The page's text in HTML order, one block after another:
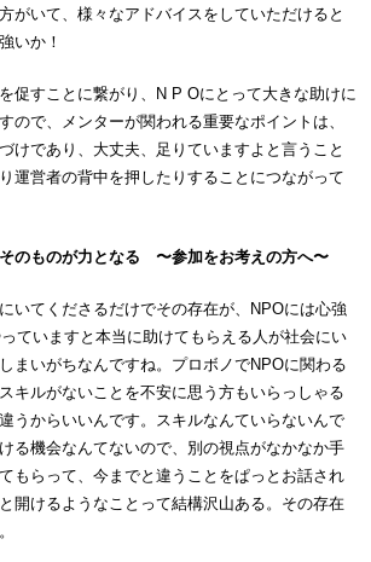
がいて、様々なアドバイスをしていただけると
いか！
促すことに繋がり、N P Oにとって大きな助けに
ので、メンターが関われる重要なポイントは、
けであり、大丈夫、足りていますよと言うこと
運営者の背中を押したりすることにつながって
のものが力となる 〜参加をお考えの方へ〜
いてくださるだけでその存在が、NPOには心強
ていますと本当に助けてもらえる人が社会にい
まいがちなんですね。プロボノでNPOに関わる
キルがないことを不安に思う方もいらっしゃる
うからいいんです。スキルなんていらないんで
る機会なんてないので、別の視点がなかなか手
もらって、今までと違うことをぱっとお話され
開けるようなことって結構沢山ある。その存在